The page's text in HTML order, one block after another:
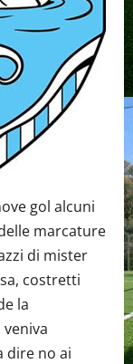
gol alcuni
marcature
di mister
costretti
la
dire no ai